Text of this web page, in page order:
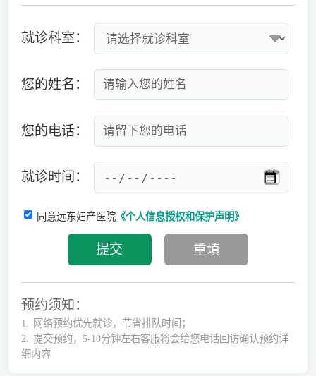
就诊科室：
您的姓名：
您的电话：
就诊时间：
同意远东妇产医院《个人信息授权和保护声明》
预约须知：
1.
网络预约优先就诊，节省排队时间；
2.
提交预约，5-10分钟左右客服将会给您电话回访确认预约详
细内容